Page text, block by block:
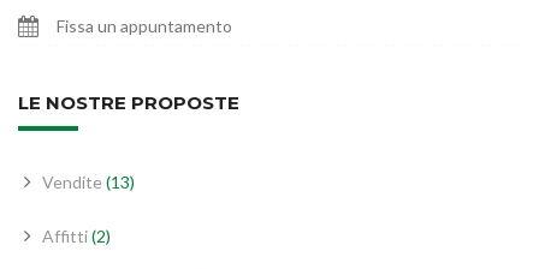
Fissa un appuntamento
LE NOSTRE PROPOSTE
Vendite (13)
Affitti(2)